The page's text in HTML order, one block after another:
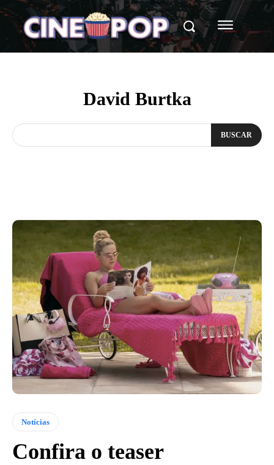
David Burtka
BUSCAR
Notícias
Confira o teaser